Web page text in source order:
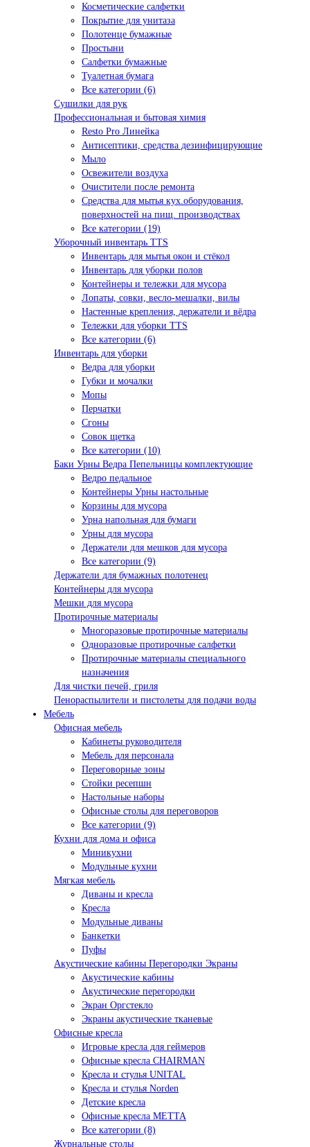
Косметические салфетки
Покрытие для унитаза
Полотенце бумажные
Простыни
Салфетки бумажные
Туалетная бумага
Все категории (6)
Сушилки для рук
Профессиональная и бытовая химия
Resto Pro Линейка
Антисептики, средства дезинфицирующие
Мыло
Освежители воздуха
Очистители после ремонта
Средства для мытья кух.оборудования,
поверхностей на пищ. производствах
Все категории (19)
Уборочный инвентарь TTS
Инвентарь для мытья окон и стёкол
Инвентарь для уборки полов
Контейнеры и тележки для мусора
Лопаты, совки, весло-мешалки, вилы
Настенные крепления, держатели и вёдра
Тележки для уборки TTS
Все категории (6)
Инвентарь для уборки
Ведра для уборки
Губки и мочалки
Мопы
Перчатки
Сгоны
Совок щетка
Все категории (10)
Баки Урны Ведра Пепельницы комплектующие
Ведро педальное
Контейнеры Урны настольные
Корзины для мусора
Урна напольная для бумаги
Урны для мусора
Держатели для мешков для мусора
Все категории (9)
Держатели для бумажных полотенец
Контейнеры для мусора
Мешки для мусора
Протирочные материалы
Многоразовые протирочные материалы
Одноразовые протирочные салфетки
Протирочные материалы специального
назначения
Для чистки печей, гриля
Пенораспылители и пистолеты для подачи воды
Мебель
Офисная мебель
Кабинеты руководителя
Мебель для персонала
Переговорные зоны
Стойки ресепшн
Настольные наборы
Офисные столы для переговоров
Все категории (9)
Кухни для дома и офиса
Миникухни
Модульные кухни
Мягкая мебель
Диваны и кресла
Кресла
Модульные диваны
Банкетки
Пуфы
Акустические кабины Перегородки Экраны
Акустические кабины
Акустические перегородки
Экран Оргстекло
Экраны акустические тканевые
Офисные кресла
Игровые кресла для геймеров
Офисные кресла CHAIRMAN
Кресла и стулья UNITAL
Кресла и стулья Norden
Детские кресла
Офисные кресла МЕТТА
Все категории (8)
Журнальные столы